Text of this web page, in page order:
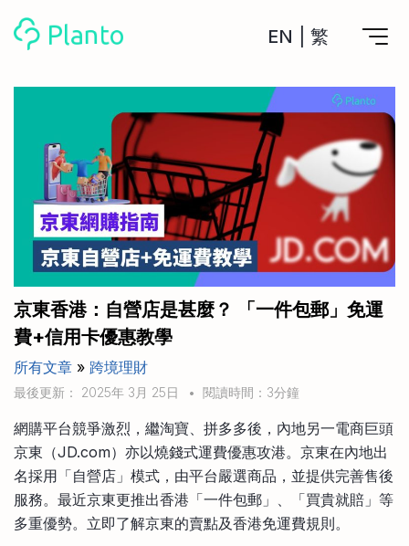
EN 繁
計劃買樓
計劃買樓第一步
全功能記賬
管理及分析所有戶口
管理MPF戶口
一次過管理所有強積金戶口
申請清卡數/私人貸款
CreFIT x Planto推廣優惠
工具
私人貸款
年利率/APR/年息比較
投資戶口 (美股)
比較最抵美股投資戶口
投資戶口 (港股)
比較最抵港股投資戶口
投資加密貨幣
比較最抵Crypto交易所
月供股票計劃
比較最抵月供計劃戶口
比較定存利率
信用卡
比較各種最優惠信用卡
關於我們
Academy
Marketplace
其他網站
手機App與理財資訊
商業解決方案
京東香港：自營店是甚麼？ 「一件包郵」免運
費+信用卡優惠教學
所有文章 » 跨境理財
最後更新： 2025年 3月 25日 • 閱讀時間：3分鐘
網購平台競爭激烈，繼淘寶、拼多多後，內地另一電商巨頭
京東（JD.com）亦以燒錢式運費優惠攻港。京東在內地出
名採用「自營店」模式，由平台嚴選商品，並提供完善售後
服務。最近京東更推出香港「一件包郵」、「買貴就賠」等
多重優勢。立即了解京東的賣點及香港免運費規則。